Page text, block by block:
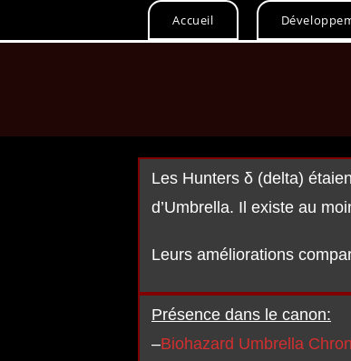
Accueil
Les Hunters δ (delta)
d’Umbrella. Il existe au
Leurs améliorations
Présence dans le canon:
–Biohazard Umbrella